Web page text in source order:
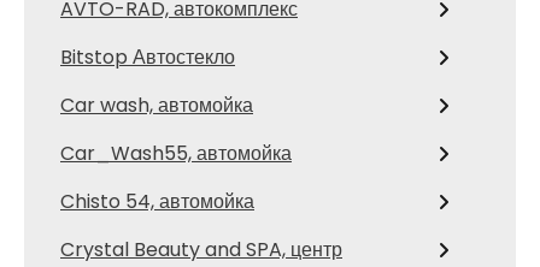
AVTO-RAD, автокомплекс
Bitstop Автостекло
Car wash, автомойка
Car_Wash55, автомойка
Chisto 54, автомойка
Crystal Beauty and SPA, центр